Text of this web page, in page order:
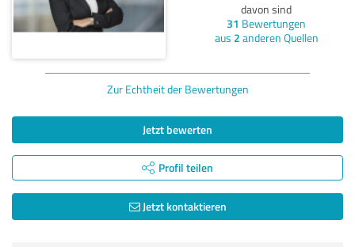
davon sind
31 Bewertungen
aus 2 anderen Quellen
Zur Echtheit der Bewertungen
Jetzt bewerten
Profil teilen
Jetzt kontaktieren